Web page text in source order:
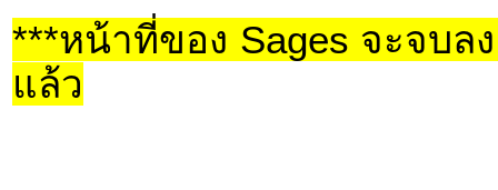
***หน้าที่ของ Sages จะจบล
แล้ว